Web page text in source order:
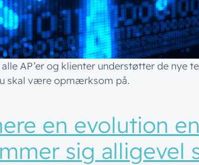
AP’er og klienter understøtter de nye
skal være opmærksom på.
7 certificering af klienter og AP’er giver
en evolution
sig alligevel